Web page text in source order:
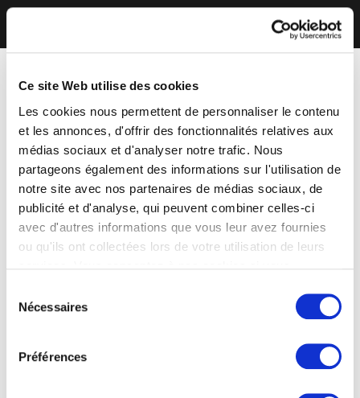
Ce site Web utilise des cookies
Les cookies nous permettent de personnaliser le contenu
et les annonces, d'offrir des fonctionnalités relatives aux
médias sociaux et d'analyser notre trafic. Nous
partageons également des informations sur l'utilisation de
notre site avec nos partenaires de médias sociaux, de
publicité et d'analyse, qui peuvent combiner celles-ci
avec d'autres informations que vous leur avez fournies
ou qu'ils ont collectées lors de votre utilisation de leurs
Nécessaires
Préférences